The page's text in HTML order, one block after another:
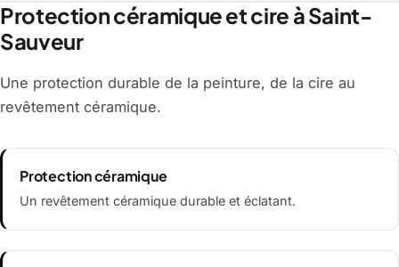
Protection céramique et cire à Saint-
Sauveur
Une protection durable de la peinture, de la cire au
revêtement céramique.
Protection céramique
Un revêtement céramique durable et éclatant.